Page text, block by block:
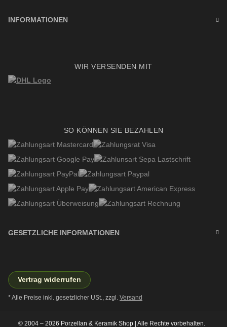
INFORMATIONEN
WIR VERSENDEN MIT
SO KÖNNEN SIE BEZAHLEN
GESETZLICHE INFORMATIONEN
Vertrag widerrufen
* Alle Preise inkl. gesetzlicher USt., zzgl. Versand
© 2004 – 2026 Porzellan & Keramik Shop | Alle Rechte vorbehalten.